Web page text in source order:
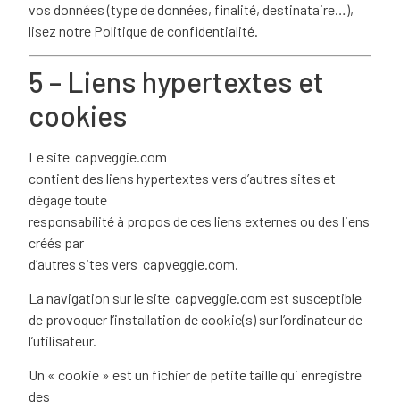
vos données (type de données, finalité, destinataire…),
lisez notre Politique de confidentialité.
5 – Liens hypertextes et
cookies
Le site capveggie.com
contient des liens hypertextes vers d’autres sites et
dégage toute
responsabilité à propos de ces liens externes ou des liens
créés par
d’autres sites vers capveggie.com
La navigation sur le site capveggie.com est susceptible
de provoquer l’installation de cookie(s) sur l’ordinateur de
l’utilisateur.
Un « cookie » est un fichier de petite taille qui enregistre
des